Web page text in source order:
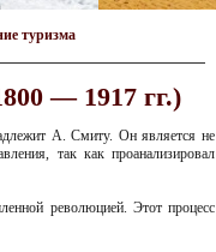
туризма
— 1917 гг.)
А. Смиту. Он является не
так как проанализировал
революцией. Этот процесс